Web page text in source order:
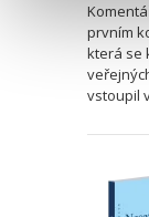
prvním
která se
vstoupil